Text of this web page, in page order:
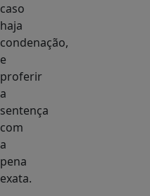
caso
haja
condenação,
e
proferir
a
sentença
com
a
pena
exata.